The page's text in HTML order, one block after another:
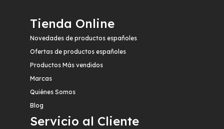
Tienda Online
Novedades de productos españoles
Ofertas de productos españoles
Productos Más vendidos
Marcas
Quiénes Somos
Blog
Servicio al Cliente